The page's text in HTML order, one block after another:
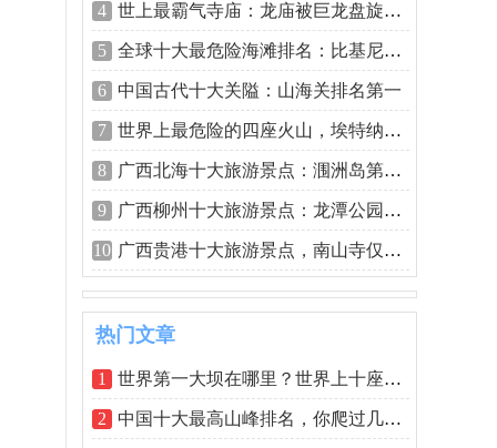
4 世上最霸气寺庙：龙庙被巨龙盘旋，拒绝
5 全球十大最危险海滩排名：比基尼岛上榜
6 中国古代十大关隘：山海关排名第一
7 世界上最危险的四座火山，埃特纳火山造
8 广西北海十大旅游景点：涠洲岛第一，北
9 广西柳州十大旅游景点：龙潭公园排名第
10 广西贵港十大旅游景点，南山寺仅居第二
热门文章
1 世界第一大坝在哪里？世界上十座最大的
2 中国十大最高山峰排名，你爬过几座呢